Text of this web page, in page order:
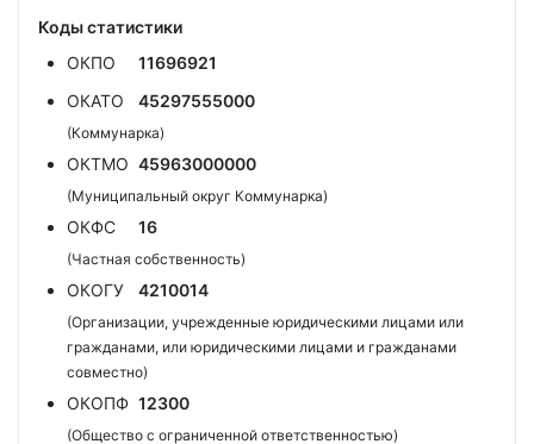
Коды статистики
ОКПО
11696921
ОКАТО
45297555000
(Коммунарка)
ОКТМО 45963000000
(Муниципальный округ Коммунарка)
ОКФС 16
(Частная собственность)
ОКОГУ 4210014
(Организации, учрежденные юридическими лицами или
гражданами, или юридическими лицами и гражданами
совместно)
ОКОПФ 12300
(Общество с ограниченной ответственностью)